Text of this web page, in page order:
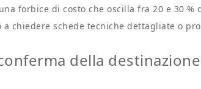
forbice di costo che oscilla fra 20 e 30
chiedere schede tecniche dettagliate o
della